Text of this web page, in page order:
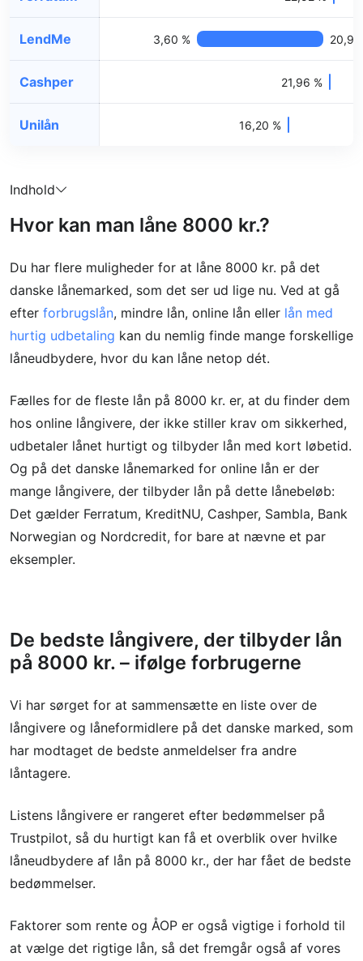
LendMe 3,60 % 20,95
Cashper 21,96 %
Unilån 16,20 %
Indhold
Hvor kan man låne 8000 kr.?
Du har flere muligheder for at låne 8000 kr. på det
danske lånemarked, som det ser ud lige nu. Ved at gå
efter forbrugslån, mindre lån, online lån eller lån med
hurtig udbetaling kan du nemlig finde mange forskellige
låneudbydere, hvor du kan låne netop dét.
Fælles for de fleste lån på 8000 kr. er, at du finder dem
hos online långivere, der ikke stiller krav om sikkerhed,
udbetaler lånet hurtigt og tilbyder lån med kort løbetid.
Og på det danske lånemarked for online lån er der
mange långivere, der tilbyder lån på dette lånebeløb:
Det gælder Ferratum, KreditNU, Cashper, Sambla, Bank
Norwegian og Nordcredit, for bare at nævne et par
eksempler.
De bedste långivere, der tilbyder lån
på 8000 kr. – ifølge forbrugerne
Vi har sørget for at sammensætte en liste over de
långivere og låneformidlere på det danske marked, som
har modtaget de bedste anmeldelser fra andre
låntagere.
Listens långivere er rangeret efter bedømmelser på
Trustpilot, så du hurtigt kan få et overblik over hvilke
låneudbydere af lån på 8000 kr., der har fået de bedste
bedømmelser.
Faktorer som rente og ÅOP er også vigtige i forhold til
at vælge det rigtige lån, så det fremgår også af vores